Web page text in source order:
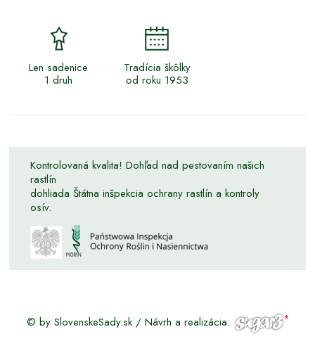
Len sadenice
1 druh
Tradícia škôlky
od roku 1953
Kontrolovaná kvalita! Dohľad nad pestovaním našich
rastlín
dohliada Štátna inšpekcia ochrany rastlín a kontroly
osív.
© by SlovenskeSady.sk / Návrh a realizácia: